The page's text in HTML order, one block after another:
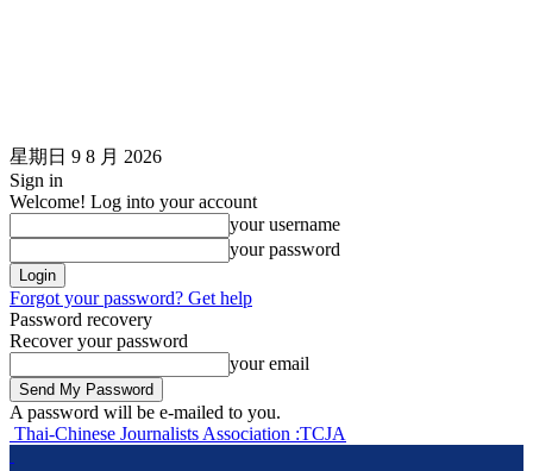
星期日 9 8 月 2026
Sign in
Welcome! Log into your account
your username
your password
Forgot your password? Get help
Password recovery
Recover your password
your email
A password will be e-mailed to you.
Thai-Chinese Journalists Association :TCJA